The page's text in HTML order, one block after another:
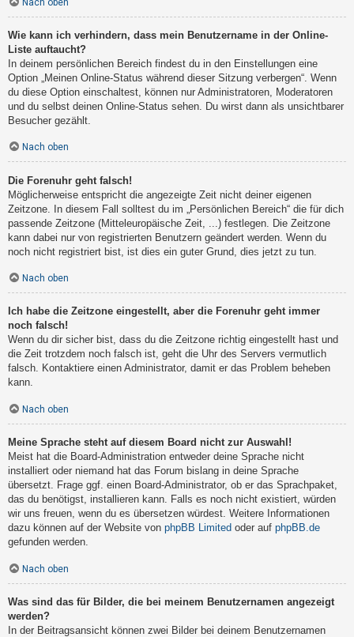
Wie kann ich verhindern, dass mein Benutzername in der Online-
Liste auftaucht?
In deinem persönlichen Bereich findest du in den Einstellungen eine
Option „Meinen Online-Status während dieser Sitzung verbergen“. Wenn
du diese Option einschaltest, können nur Administratoren, Moderatoren
und du selbst deinen Online-Status sehen. Du wirst dann als unsichtbarer
Besucher gezählt.
Nach oben
Die Forenuhr geht falsch!
Möglicherweise entspricht die angezeigte Zeit nicht deiner eigenen
Zeitzone. In diesem Fall solltest du im „Persönlichen Bereich“ die für dich
passende Zeitzone (Mitteleuropäische Zeit, ...) festlegen. Die Zeitzone
kann dabei nur von registrierten Benutzern geändert werden. Wenn du
noch nicht registriert bist, ist dies ein guter Grund, dies jetzt zu tun.
Nach oben
Ich habe die Zeitzone eingestellt, aber die Forenuhr geht immer
noch falsch!
Wenn du dir sicher bist, dass du die Zeitzone richtig eingestellt hast und
die Zeit trotzdem noch falsch ist, geht die Uhr des Servers vermutlich
falsch. Kontaktiere einen Administrator, damit er das Problem beheben
kann.
Nach oben
Meine Sprache steht auf diesem Board nicht zur Auswahl!
Meist hat die Board-Administration entweder deine Sprache nicht
installiert oder niemand hat das Forum bislang in deine Sprache
übersetzt. Frage ggf. einen Board-Administrator, ob er das Sprachpaket,
das du benötigst, installieren kann. Falls es noch nicht existiert, würden
wir uns freuen, wenn du es übersetzen würdest. Weitere Informationen
dazu können auf der Website von phpBB Limited oder auf phpBB.de
gefunden werden.
Nach oben
Was sind das für Bilder, die bei meinem Benutzernamen angezeigt
werden?
In der Beitragsansicht können zwei Bilder bei deinem Benutzernamen